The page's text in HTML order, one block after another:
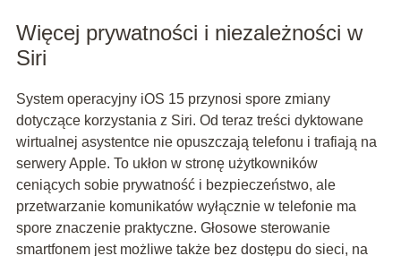
Więcej prywatności i niezależności w
Siri
System operacyjny iOS 15 przynosi spore zmiany
dotyczące korzystania z Siri. Od teraz treści dyktowane
wirtualnej asystentce nie opuszczają telefonu i trafiają na
serwery Apple. To ukłon w stronę użytkowników
ceniących sobie prywatność i bezpieczeństwo, ale
przetwarzanie komunikatów wyłącznie w telefonie ma
spore znaczenie praktyczne. Głosowe sterowanie
smartfonem jest możliwe także bez dostępu do sieci, na